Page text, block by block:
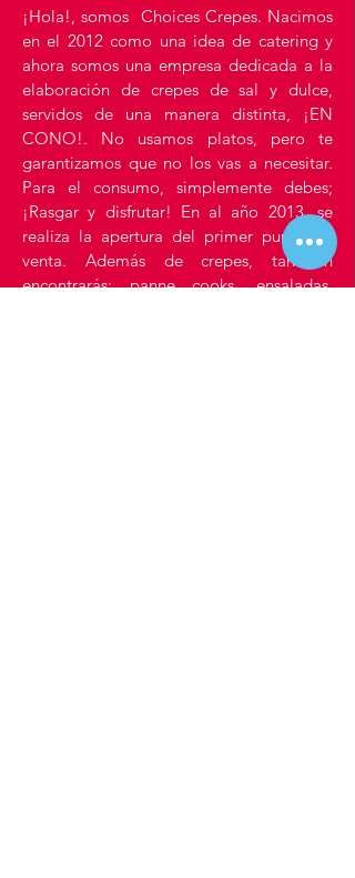
¡Hola!, somos Choices Crepes. Nacimos
en el 2012 como una idea de catering y
ahora somos una empresa dedicada a la
elaboración de crepes de sal y dulce,
servidos de una manera distinta, ¡EN
CONO!. No usamos platos, pero te
garantizamos que no los vas a necesitar.
Para el consumo, simplemente debes;
¡Rasgar y disfrutar! En al año 2013, se
realiza la apertura del primer punto de
venta. Además de crepes, también
encontrarás;pannecooks, ensaladas,